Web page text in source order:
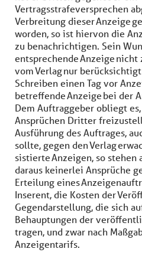
Vertragsstrafeversprechen
Verbreitung dieser Anzeige
worden, so ist hiervon die
zu benachrichtigen. Sein
entsprechende Anzeige
vom Verlag nur
Schreiben einen Tag vor
betreffende Anzeige bei der
Dem Auftraggeber obliegt es,
Ansprüchen Dritter
Ausführung des Auftrages,
sollte, gegen den Verlag
sistierte Anzeigen, so stehen
daraus keinerlei Ansprüche
Erteilung eines
Inserent, die Kosten der
Gegendarstellung, die sich
Behauptungen der
tragen, und zwar nach
Anzeigentarifs.